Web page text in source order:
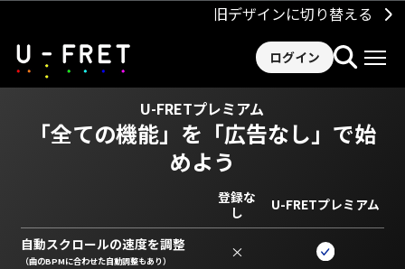
旧デザインに切り替える
ログイン
U-FRETプレミアム
「全ての機能」を 「広告なし」で始
めよう
登録な
し
U-FRETプレミアム
自動スクロールの速度を調整
（曲のBPMに合わせた自動調整もあり） ×